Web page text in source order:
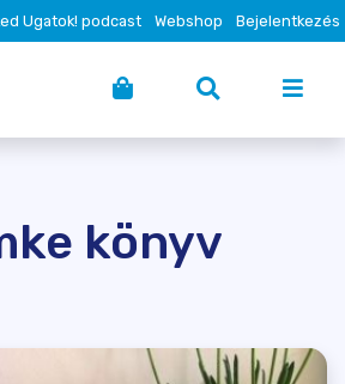
Ugatok! podcast Webshop Bejelentkezés
könyv